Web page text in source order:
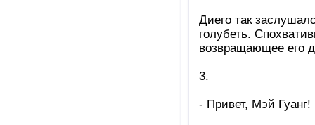
Диего так
голубеть.
возвращающее его
3.
- Привет, Мэй Гуанг!